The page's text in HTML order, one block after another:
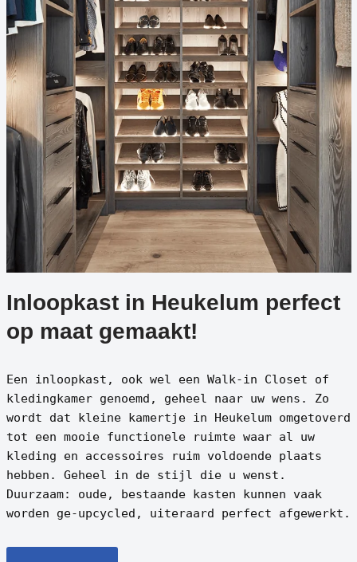
Inloopkast in Heukelum perfect
op maat gemaakt!
Een inloopkast, ook wel een Walk-in Closet of
kledingkamer genoemd, geheel naar uw wens. Zo
wordt dat kleine kamertje in Heukelum omgetoverd
tot een mooie functionele ruimte waar al uw
kleding en accessoires ruim voldoende plaats
hebben. Geheel in de stijl die u wenst.
Duurzaam: oude, bestaande kasten kunnen vaak
worden ge-upcycled, uiteraard perfect afgewerkt.